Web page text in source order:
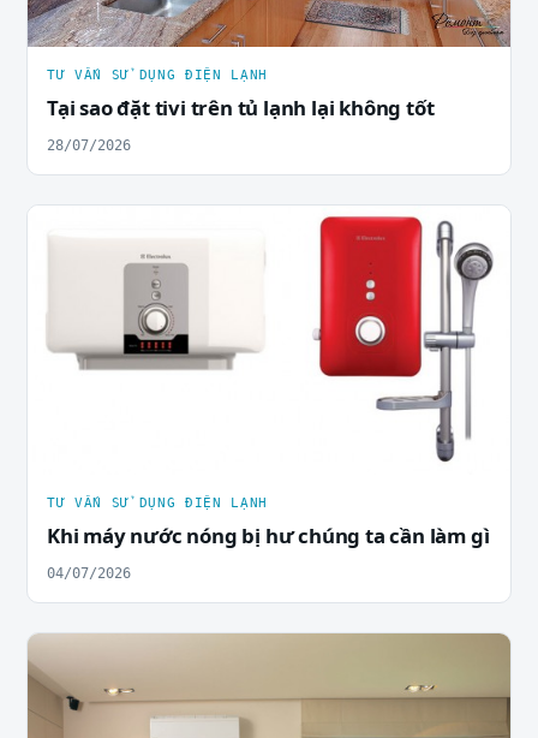
TƯ VẤN SỬ DỤNG ĐIỆN LẠNH
Tại sao đặt tivi trên tủ lạnh lại không tốt
28/07/2026
TƯ VẤN SỬ DỤNG ĐIỆN LẠNH
Khi máy nước nóng bị hư chúng ta cần làm gì
04/07/2026